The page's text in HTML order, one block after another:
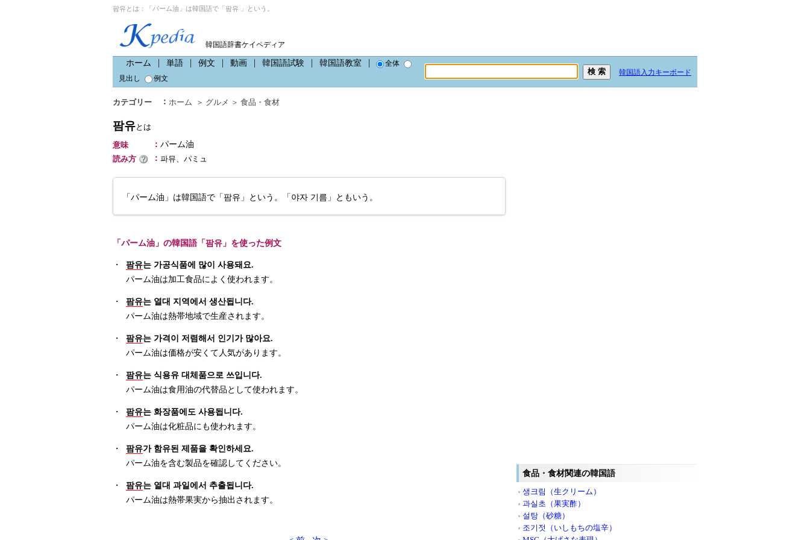
팜유とは：「パーム油」は韓国語で「팜유 」という。
韓国語辞書ケイペディア
ホーム 単語 例文 動画 韓国語試験 韓国語教室
全体
見出し
例文
韓国語入力キーボード
カテゴリー ： ホーム ＞ グルメ ＞ 食品・食材
팜유とは
意味
： パーム油
読み方
： 파뮤、パミュ
「パーム油」は韓国語で「팜유」という。「야자 기름」ともいう。
「パーム油」の韓国語「팜유」を使った例文
・ 팜유는 가공식품에 많이 사용돼요.
パーム油は加工食品によく使われます。
・ 팜유는 열대 지역에서 생산됩니다.
パーム油は熱帯地域で生産されます。
・ 팜유는 가격이 저렴해서 인기가 많아요.
パーム油は価格が安くて人気があります。
・ 팜유는 식용유 대체품으로 쓰입니다.
パーム油は食用油の代替品として使われます。
・ 팜유는 화장품에도 사용됩니다.
パーム油は化粧品にも使われます。
・ 팜유가 함유된 제품을 확인하세요.
パーム油を含む製品を確認してください。
・ 팜유는 열대 과일에서 추출됩니다.
パーム油は熱帯果実から抽出されます。
食品・食材関連の韓国語
생크림（生クリーム）
과실초（果実酢）
설탕（砂糖）
조기젓（いしもちの塩辛）